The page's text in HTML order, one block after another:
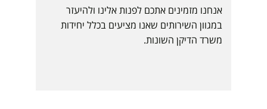
אנחנו מזמינים אתכם לפנות אלינו ולהיעזר
במגוון השירותים שאנו מציעים בכלל יחידות
משרד הדיקן השונות.